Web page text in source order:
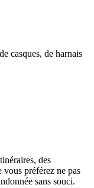
casques, de harnais
des
vous préférez ne pas
sans souci.